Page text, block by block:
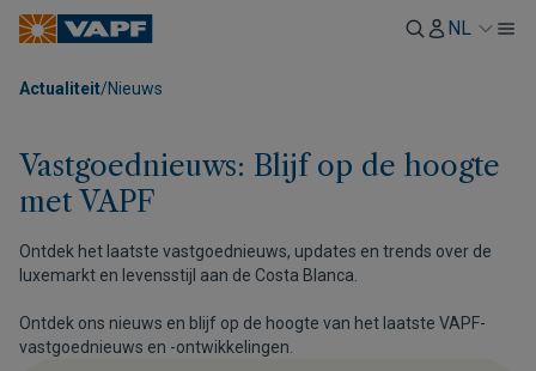
NL
Actualiteit/Nieuws
Vastgoednieuws: Blijf op de hoogte
met VAPF
Ontdek het laatste vastgoednieuws, updates en trends over de
luxemarkt en levensstijl aan de Costa Blanca.
Ontdek ons nieuws en blijf op de hoogte van het laatste VAPF-
vastgoednieuws en -ontwikkelingen.